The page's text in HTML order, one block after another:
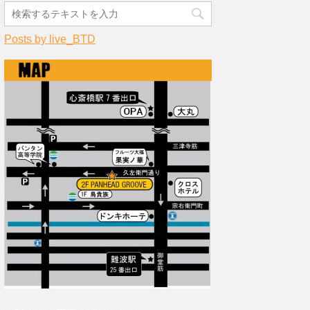
Posts by live_BTD